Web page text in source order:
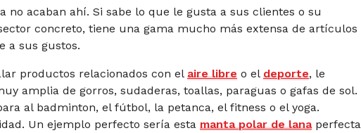
no acaban ahí. Si sabe lo que le gusta a sus clientes o su
concreto, tiene una gama mucho más extensa de artículos
a sus gustos.
productos relacionados con el aire libre o el deporte, le
amplia de gorros, sudaderas, toallas, paraguas o gafas de sol.
al badminton, el fútbol, la petanca, el fitness o el yoga.
Un ejemplo perfecto sería esta manta polar de lanaperfecta